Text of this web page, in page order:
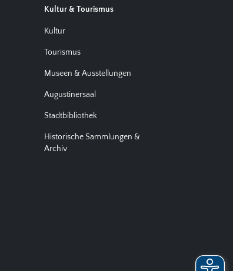
Kultur & Tourismus
Kultur
Tourismus
Museen & Ausstellungen
Augustinersaal
Stadtbibliothek
Historische Sammlungen &
Archiv